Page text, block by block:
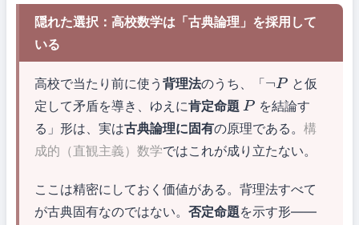
隠れた選択：高校数学は「古典論理」を採用して
いる
高校で当たり前に使う背理法のうち、「¬P
と仮
定して矛盾を導き、ゆえに肯定命題P を結論す
る」形は、実は古典論理に固有の原理である。構
成的（直観主義）数学ではこれが成り立たない。
ここは精密にしておく価値がある。背理法すべて
が古典固有なのではない。否定命題を示す形——